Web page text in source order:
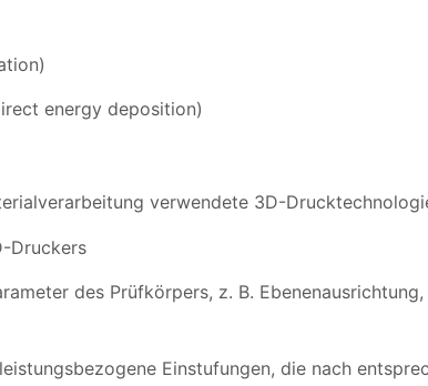
energy deposition)
verwendete 3D-
Druckers
des Prüfkörpers, z. B.
Einstufungen, die nach